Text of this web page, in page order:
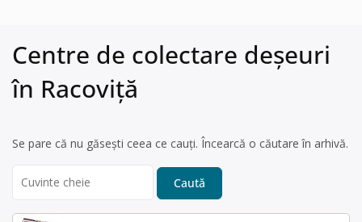
Centre de colectare deșeuri
în Racoviţă
Se pare că nu găsești ceea ce cauți. Încearcă o căutare în arhivă.
for: